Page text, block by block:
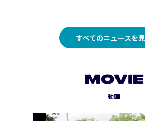
すべてのニュースを
MOVIE
動画